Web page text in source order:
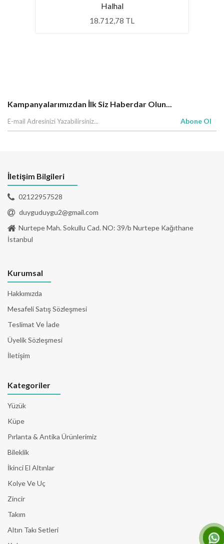
Halhal
18.712,78 TL
Kampanyalarımızdan İlk Siz Haberdar Olun...
Abone Ol
İletişim Bilgileri
02122957528
duyguduygu2@gmail.com
Nurtepe Mah. Sokullu Cad. NO: 39/b Nurtepe Kağıthane
İstanbul
Kurumsal
Hakkımızda
Mesafeli Satış Sözleşmesi
Teslimat Ve İade
Üyelik Sözleşmesi
İletişim
Kategoriler
Yüzük
Küpe
Pırlanta & Antika Ürünlerimiz
Bileklik
İkinci El Altınlar
Kolye Ve Uç
Zincir
Takım
Altın Takı Setleri